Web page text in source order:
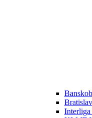
Interliga